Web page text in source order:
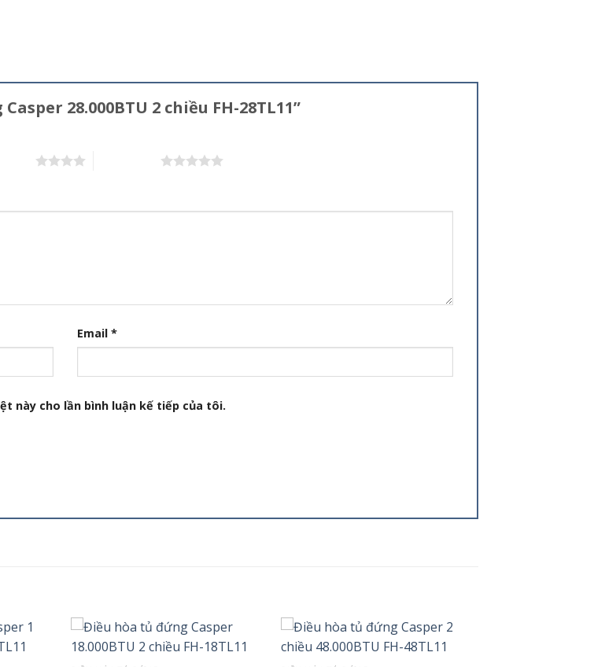
28.000BTU 2 chiều FH-28TL11”
Email *
này cho lần bình luận kế tiếp của tôi.